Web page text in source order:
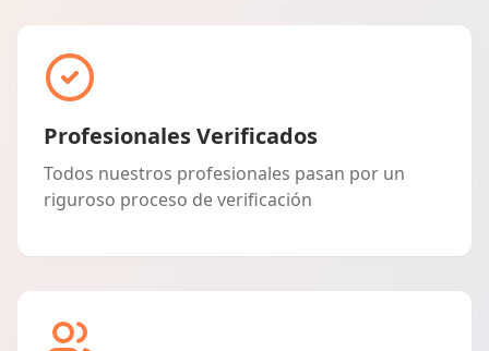
Profesionales Verificados
Todos nuestros profesionales pasan por un
riguroso proceso de verificación